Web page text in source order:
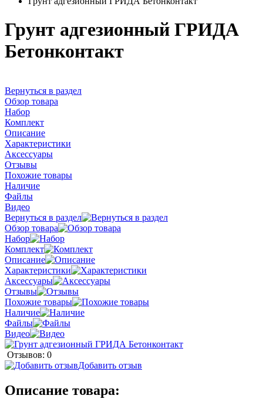
Грунт адгезионный ГРИДА
Бетонконтакт
Вернуться в раздел
Обзор товара
Набор
Комплект
Описание
Характеристики
Аксессуары
Отзывы
Похожие товары
Наличие
Файлы
Видео
Вернуться в раздел
Обзор товара
Набор
Комплект
Описание
Характеристики
Аксессуары
Отзывы
Похожие товары
Наличие
Файлы
Видео
Отзывов: 0
Добавить отзыв
Описание товара: